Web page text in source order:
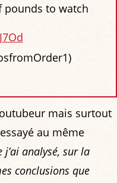
pounds to watch
mais surtout
au même
analysé, sur la
conclusions que